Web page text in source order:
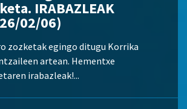
IRABAZLEAK
02/06)
zozketak egingo ditugu Korrika
artean. Hementxe
irabazleak!...